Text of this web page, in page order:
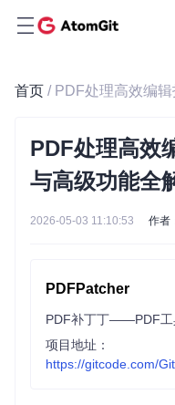
首页 / PDF处理高效编
PDF处理高效
与高级功能全
2026-05-03 11:10:53 作者
PDFPatcher
项目地址：
https://gitcode.com/